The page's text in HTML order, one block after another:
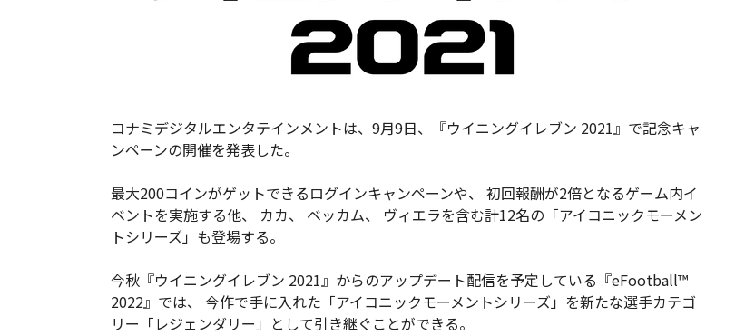
コナミデジタルエンタテインメントは、9月9日、『ウイニングイレブン 2021』で記念キャ
ンペーンの開催を発表した。
最大200コインがゲットできるログインキャンペーンや、 初回報酬が2倍となるゲーム内イ
ベントを実施する他、 カカ、 ベッカム、 ヴィエラを含む計12名の「アイコニックモーメン
トシリーズ」も登場する。
今秋『ウイニングイレブン 2021』からのアップデート配信を予定している『eFootball™
2022』では、 今作で手に入れた「アイコニックモーメントシリーズ」を新たな選手カテゴ
リー「レジェンダリー」として引き継ぐことができる。